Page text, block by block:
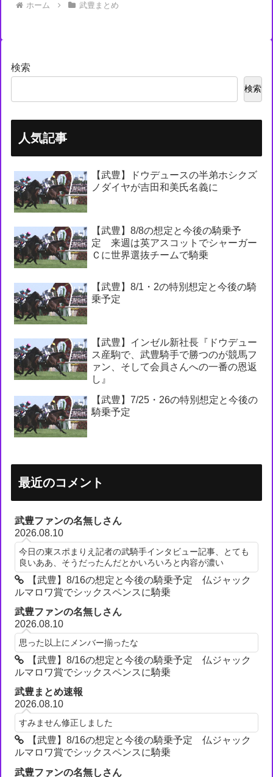
ホーム 武豊まとめ
検索
検索
人気記事
【武豊】ドウデュースの半弟ホシクズ
ノダイヤが吉田和美氏名義に
【武豊】8/8の想定と今後の騎乗予
定 来週は英アスコットでシャーガー
Ｃに世界選抜チームで騎乗
【武豊】8/1・2の特別想定と今後の騎
乗予定
【武豊】インゼル新社長『ドウデュー
ス産駒で、武豊騎手で勝つのが競馬フ
ァン、そして会員さんへの一番の恩返
し』
【武豊】7/25・26の特別想定と今後の
騎乗予定
最近のコメント
武豊ファンの名無しさん
2026.08.10
今日の東スポまりえ記者の武騎手インタビュー記事、とても
良いああ、そうだったんだとかいろいろと内容が濃い
【武豊】8/16の想定と今後の騎乗予定 仏ジャック
ルマロワ賞でシックスペンスに騎乗
武豊ファンの名無しさん
2026.08.10
思った以上にメンバー揃ったな
【武豊】8/16の想定と今後の騎乗予定 仏ジャック
ルマロワ賞でシックスペンスに騎乗
武豊まとめ速報
2026.08.10
すみません修正しました
【武豊】8/16の想定と今後の騎乗予定 仏ジャック
ルマロワ賞でシックスペンスに騎乗
武豊ファンの名無しさん